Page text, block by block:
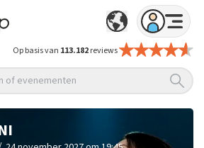
Op basis van 113.182reviews
of evenementen